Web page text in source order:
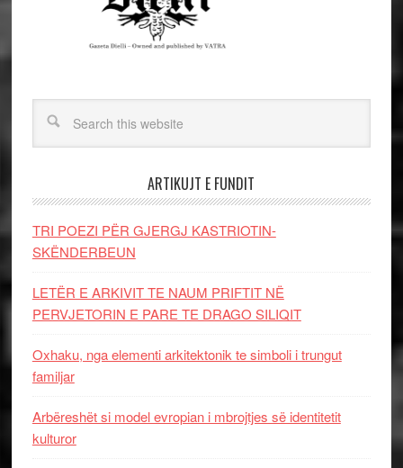
ARTIKUJT E FUNDIT
TRI POEZI PËR GJERGJ KASTRIOTIN-
SKËNDERBEUN
LETËR E ARKIVIT TE NAUM PRIFTIT NË
PERVJETORIN E PARE TE DRAGO SILIQIT
Oxhaku, nga elementi arkitektonik te simboli i trungut
familjar
Arbëreshët si model evropian i mbrojtjes së identitetit
kulturor